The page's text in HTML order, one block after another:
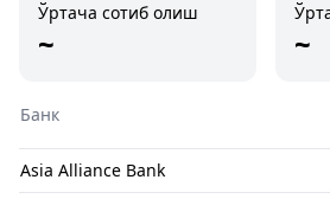
Ўртача сотиб олиш
~ ~
Банк
Asia Alliance Bank